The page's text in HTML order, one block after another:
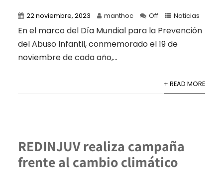
22 noviembre, 2023 manthoc Off Noticias
En el marco del Día Mundial para la Prevención
del Abuso Infantil, conmemorado el 19 de
noviembre de cada año,...
+ READ MORE
REDINJUV realiza campaña
frente al cambio climático